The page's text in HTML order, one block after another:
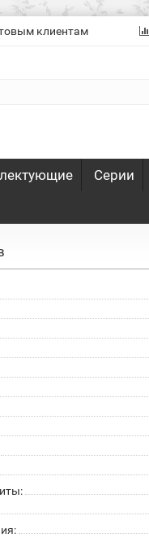
клиентам
Серии